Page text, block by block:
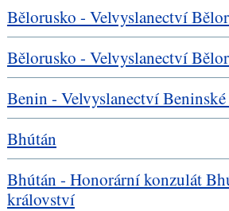
Bělorusko - Velvyslanectví
Bělorusko - Velvyslanectví
Benin - Velvyslanectví
Bhútán
Bhútán - Honorární konzulát
království